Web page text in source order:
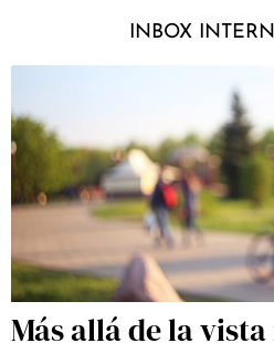
INBOX
Más allá de la